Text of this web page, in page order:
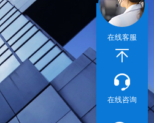
在线客服
在线咨询